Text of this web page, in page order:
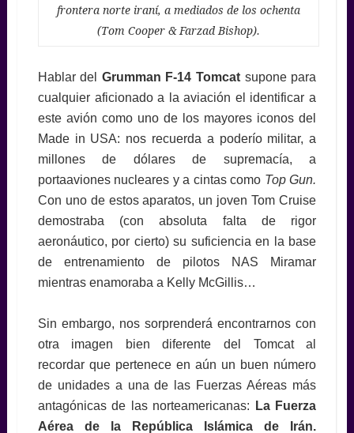
frontera norte iraní, a mediados de los ochenta
(Tom Cooper & Farzad Bishop).
Hablar del Grumman F-14 Tomcat supone para
cualquier aficionado a la aviación el identificar a
este avión como uno de los mayores iconos del
Made in USA: nos recuerda a poderío militar, a
millones de dólares de supremacía, a
portaaviones nucleares y a cintas como Top Gun.
Con uno de estos aparatos, un joven Tom Cruise
demostraba (con absoluta falta de rigor
aeronáutico, por cierto) su suficiencia en la base
de entrenamiento de pilotos NAS Miramar
mientras enamoraba a Kelly McGillis…
Sin embargo, nos sorprenderá encontrarnos con
otra imagen bien diferente del Tomcat al
recordar que pertenece en aún un buen número
de unidades a una de las Fuerzas Aéreas más
antagónicas de las norteamericanas:
La Fuerza
Aérea de la República Islámica de Irán.